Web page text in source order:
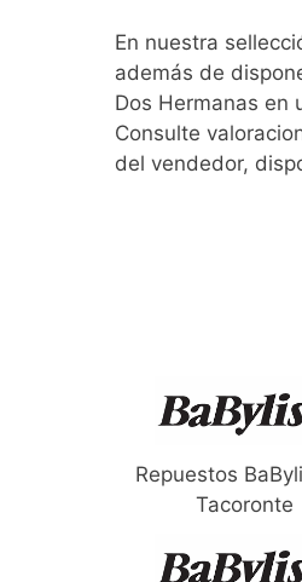
En nuestra
además de
Dos Hermanas en
Consulte
del vendedor,
Repuestos
Tacoronte